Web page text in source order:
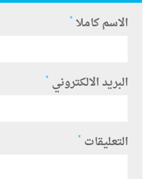
الاسم كاملا *
البريد الالكتروني *
التعليقات *